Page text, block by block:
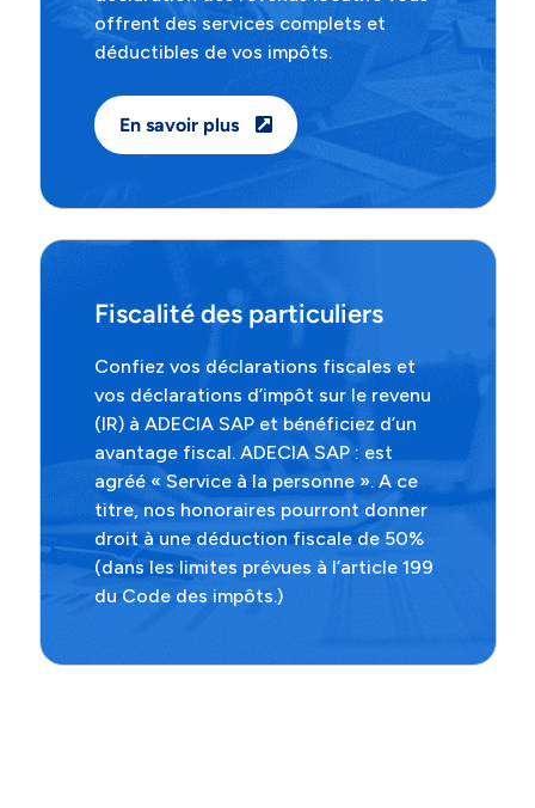
offrent des services complets et
déductibles de vos impôts.
En savoir plus
Fiscalité des particuliers
Confiez vos déclarations fiscales et
vos déclarations d’impôt sur le revenu
(IR) à ADECIA SAP et bénéficiez d’un
avantage fiscal. ADECIA SAP : est
agréé « Service à la personne ». A ce
titre, nos honoraires pourront donner
droit à une déduction fiscale de 50%
(dans les limites prévues à l’article 199
du Code des impôts.)